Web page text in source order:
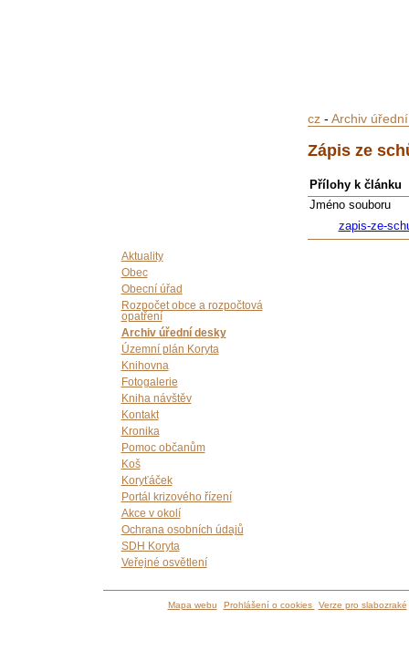
Aktuality
Obec
Obecní úřad
Rozpočet obce a rozpočtová
opatření
Archiv úřední desky
Územní plán Koryta
Knihovna
Fotogalerie
Kniha návštěv
Kontakt
Kronika
Pomoc občanům
Koš
Koryťáček
Portál krizového řízení
Akce v okolí
Ochrana osobních údajů
SDH Koryta
Veřejné osvětlení
cz- Archiv
Zápis ze
Přílohy k článku
Jméno souboru
zapis-ze-
Mapa webu Prohlášení o cookies Verze pro slabozraké